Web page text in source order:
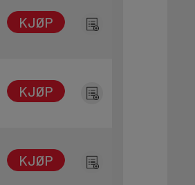
KJØP
KJØP
KJØP